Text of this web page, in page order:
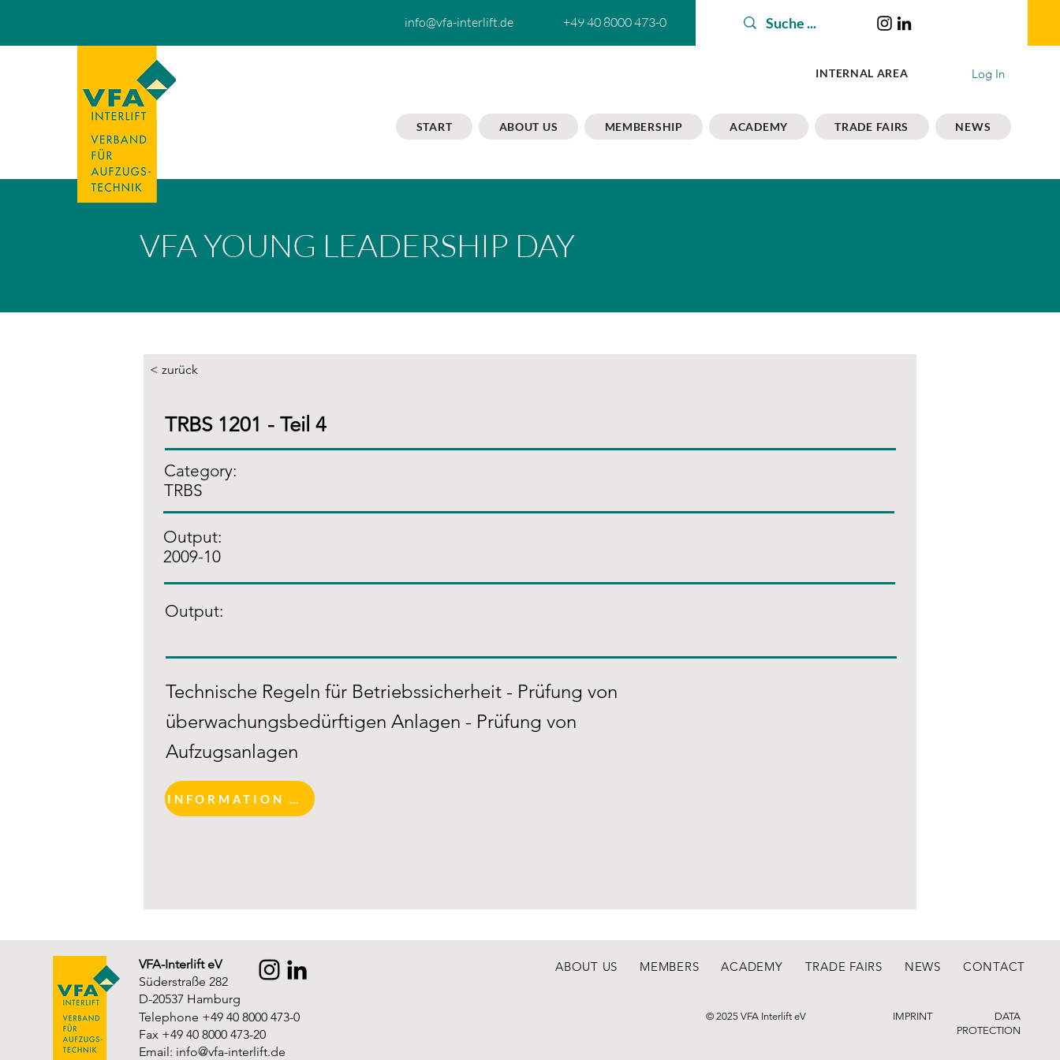
info@vfa-interlift.de +49 40 8000 473-0
INTERNAL AREA Log In
START ABOUT US MEMBERSHIP ACADEMY TRADE FAIRS NEWS
VFA YOUNG LEADERSHIP DAY
< zurück
TRBS 1201 - Teil 4
Category:
TRBS
Output:
2009-10
Output:
Technische Regeln für Betriebssicherheit - Prüfung von
überwachungsbedürftigen Anlagen - Prüfung von
Aufzugsanlagen
VFA-Interlift eV
Süderstraße 282
D-20537 Hamburg
Telephone +49 40 8000 473-0
Fax +49 40 8000 473-20
Email: info@vfa-interlift.de
ABOUT US MEMBERS ACADEMY TRADE FAIRS NEWS CONTACT
© 2025 VFA Interlift eV IMPRINT
DATA
PROTECTION